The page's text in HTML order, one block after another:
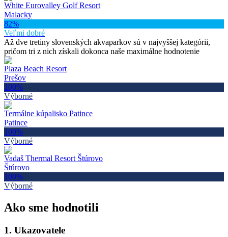
White Eurovalley Golf Resort
Malacky
82%
Veľmi dobré
Až dve tretiny slovenských akvaparkov sú v najvyššej kategórii,
pričom tri z nich získali dokonca naše maximálne hodnotenie
Plaza Beach Resort
Prešov
100%
Výborné
Termálne kúpalisko Patince
Patince
100%
Výborné
Vadaš Thermal Resort Štúrovo
Štúrovo
100%
Výborné
Ako sme hodnotili
1. Ukazovatele